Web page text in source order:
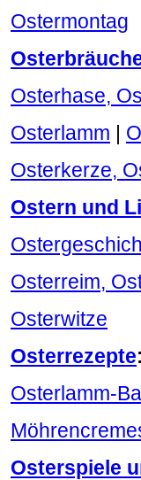
Ostermontag
Osterhase,
Osterlamm
Osterkerze,
Ostern und
Osterreim,
Osterwitze
Osterrezepte:
Osterlamm-
Osterspiele